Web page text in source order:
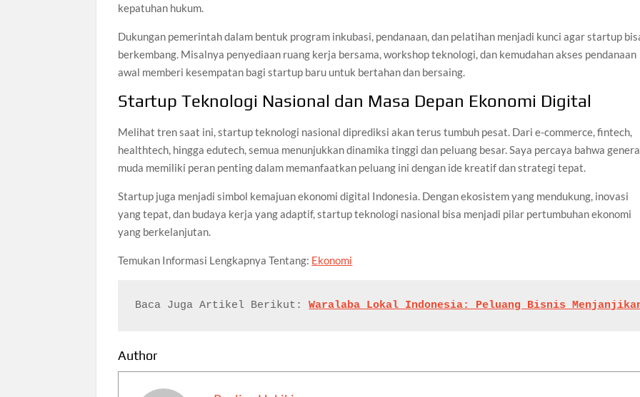
kepatuhan hukum.
Dukungan pemerintah dalam bentuk program inkubasi, pendanaan, dan pelatihan menjadi kunci agar startup
berkembang. Misalnya penyediaan ruang kerja bersama, workshop teknologi, dan kemudahan akses pendanaan
awal memberi kesempatan bagi startup baru untuk bertahan dan bersaing.
Startup Teknologi Nasional dan Masa Depan Ekonomi Digital
Melihat tren saat ini, startup teknologi nasional diprediksi akan terus tumbuh pesat. Dari e-commerce, fintech,
healthtech, hingga edutech, semua menunjukkan dinamika tinggi dan peluang besar. Saya percaya bahwa
muda memiliki peran penting dalam memanfaatkan peluang ini dengan ide kreatif dan strategi tepat.
Startup juga menjadi simbol kemajuan ekonomi digital Indonesia. Dengan ekosistem yang mendukung, inovasi
yang tepat, dan budaya kerja yang adaptif, startup teknologi nasional bisa menjadi pilar pertumbuhan ekonomi
yang berkelanjutan.
Temukan Informasi Lengkapnya Tentang: Ekonomi
Baca Juga Artikel Berikut: Waralaba Lokal Indonesia: Peluang Bisnis
Author